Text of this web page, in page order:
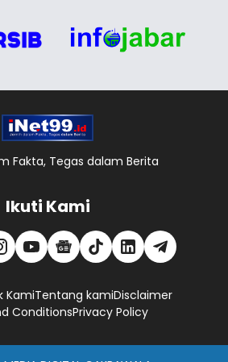
Fakta, Tegas dalam Berita
Ikuti Kami
KamiTentang kamiDisclaimer
ConditionsPrivacy Policy